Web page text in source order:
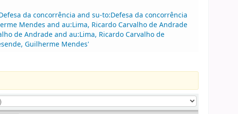
da concorrência and su-to:Defesa da concorrência
Mendes and au:Lima, Ricardo Carvalho de Andrade
de Andrade and au:Lima, Ricardo Carvalho de
Guilherme Mendes'